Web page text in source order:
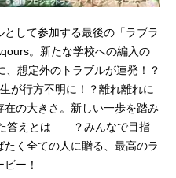
して参加する最後の「ラブラ
。新たな学校への編入の
想定外のトラブルが連発！？
が行方不明に！？離れ離れに
の大きさ。新しい一歩を踏み
答えとは——？みんなで目指
く全ての人に贈る、最高のラ
ー！